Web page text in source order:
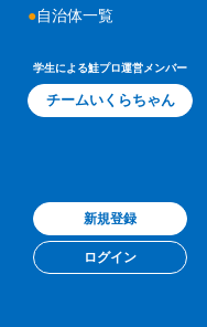
自治体一覧
学生による鮭プロ運営メンバー
チームいくらちゃん
新規登録
ログイン